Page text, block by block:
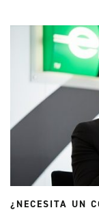
¿NECESITA UN